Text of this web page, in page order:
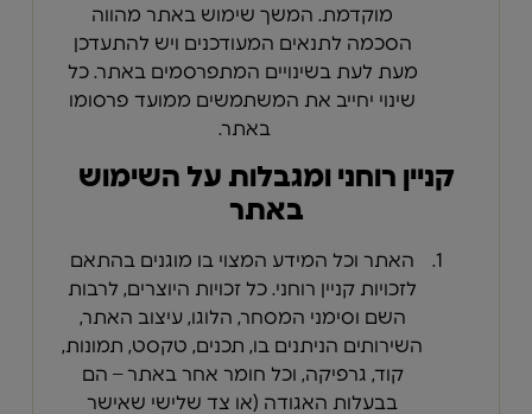
מוקדמת. המשך שימוש באתר מהווה
הסכמה לתנאים המעודכנים ויש להתעדכן
מעת לעת בשינויים המתפרסמים באתר. כל
שינוי יחייב את המשתמשים ממועד פרסומו
באתר.
קניין רוחני ומגבלות על השימוש
באתר
האתר וכל המידע המצוי בו מוגנים בהתאם
לזכויות קניין רוחני. כל זכויות היוצרים, לרבות
השם וסימני המסחר, הלוגו, עיצוב האתר,
השירותים הניתנים בו, תכנים, טקסט, תמונות,
קוד, גרפיקה, וכל חומר אחר באתר – הם
בבעלות האגודה (או צד שלישי שאישר